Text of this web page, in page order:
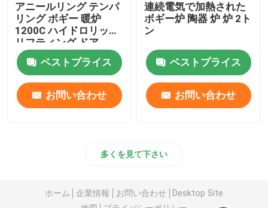
アニールリング テンパ
リング ボギー 暖炉
1200C ハイドロリック
リフティング ドア
ベストプライス
お問い合わせ
連続電気で加熱された
ボギー炉 陶器 炉 炉 2ト
ン
ベストプライス
お問い合わせ
多くを見て下さい
ホーム 企業情報 お問い合わせ
Desktop Site